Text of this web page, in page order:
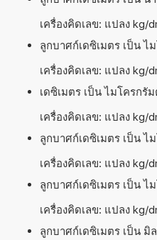
เครื่องคิดเลข: แปลง kg/
ลูกบาศก์เดซิเมตร เป็น ไ
เครื่องคิดเลข: แปลง kg/
เดซิเมตร เป็น ไมโครกรั
เครื่องคิดเลข: แปลง kg/
ลูกบาศก์เดซิเมตร เป็น ไ
เครื่องคิดเลข: แปลง kg/
ลูกบาศก์เดซิเมตร เป็น ไ
เครื่องคิดเลข: แปลง kg/
ลูกบาศก์เดซิเมตร เป็น มิ